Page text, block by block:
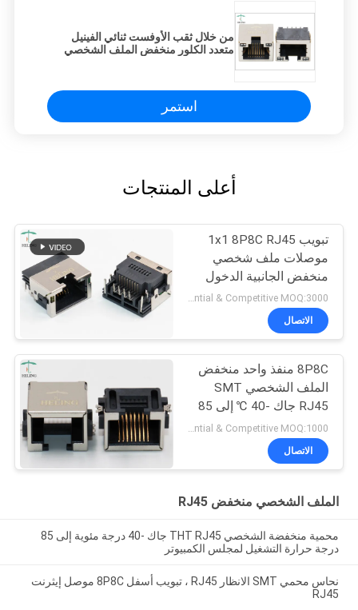
من خلال ثقب الأوفست ثنائي الفينيل
متعدد الكلور منخفض الملف الشخصي
استمر
أعلى المنتجات
تبويب 1x1 8P8C RJ45
موصلات ملف شخصي
منخفض الجانبية الدخول
بنفايات المتوافقة
Preferential & Competitive MOQ:3000
الاتصال
8P8C منفذ واحد منخفض
الملف الشخصي SMT
RJ45 جاك -40 ℃ إلى 85
℃ درجة حرارة التشغيل
Preferential & Competitive MOQ:1000
الاتصال
الملف الشخصي منخفض RJ45
محمية منخفضة الشخصي THT RJ45 جاك -40 درجة مئوية إلى 85
درجة حرارة التشغيل لمجلس الكمبيوتر
نحاس محمي SMT الانظار RJ45 ، تبويب أسفل 8P8C موصل إيثرنت
RJ45